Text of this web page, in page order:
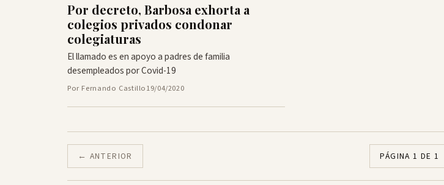
Por decreto, Barbosa exhorta a
colegios privados condonar
colegiaturas
El llamado es en apoyo a padres de familia
desempleados por Covid-19
Por Fernando Castillo19/04/2020
← ANTERIOR PÁGINA 1 DE 1